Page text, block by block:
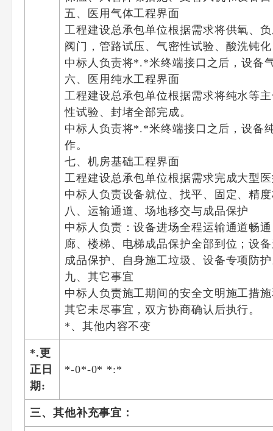
五、医用气体工程界面
工程建设总承包单位根据需求将供氧、
阀门，管路试压、气密性试验、酸洗钝
中标人负责将*.*米终端接口之后，设备
六、医用纯水工程界面
工程建设总承包单位根据需求将纯水等
性试验、封堵全部完成。
中标人负责将*.*米终端接口之后，设备
作。
七、机房基础工程界面
工程建设总承包单位根据需求完成大型
中标人负责设备就位、找平、固定、精
八、运输通道、场地移交与成品保护
中标人负责：设备进场全程运输通道畅
廊、楼梯、电梯成品保护全部到位；设
成品保护、自身施工垃圾、设备专项防
九、其它事宜
中标人负责施工期间的安全文明施工措
其它未尽事宜，双方协商确认后执行。
*、其他内容不变
*.更
正日
期:
*-0*-0* *:*
三、其他补充事宜：